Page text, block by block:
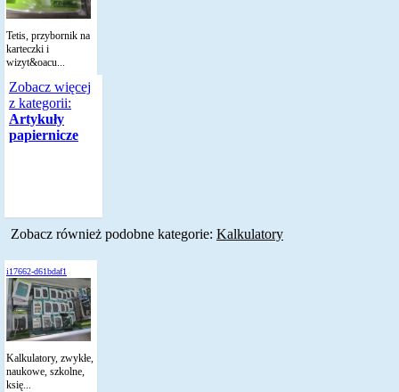
Tetis, przybornik na
karteczki i
wizyt&oacu...
Zobacz więcej
z kategorii:
Artykuły
papiernicze
Zobacz również podobne kategorie: Kalkulatory
i17662-d61bdaf1
Kalkulatory, zwykłe,
naukowe, szkolne,
księ...